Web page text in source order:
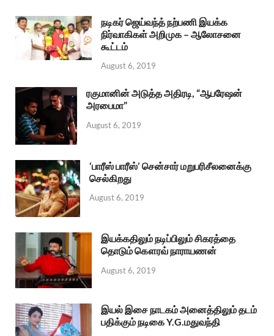
நடிகர் ஜெய்வந்த் நற்பணி இயக்க
நிர்வாகிகள் அறிமுக – ஆலோசனை
கூட்டம்
August 6, 2019
ரகுமானின் அடுத்த அதிரடி, “ஆபரேஷன்
அரபைமா”
August 6, 2019
‘பாரீஸ் பாரீஸ்’ சென்சார் மறுபரிசீலனைக்கு
செல்கிறது
August 6, 2019
இயக்கதிலும் நடிப்பிலும் சிகரத்தை
தொடும் கௌரவ் நாராயணன்
August 6, 2019
இயல் இசை நாடகம் அனைத்திலும் தடம்
பதிக்கும் நடிகை Y.G.மதுவந்தி